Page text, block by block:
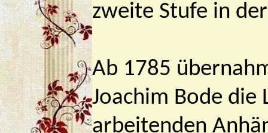
zweite Stufe in
Ab 1785
Joachim Bode die
arbeitenden